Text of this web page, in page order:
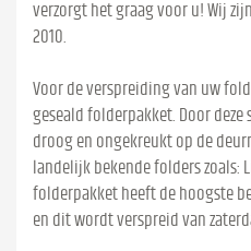
verzorgt het graag voor u! Wij
2010.
Voor de verspreiding van uw
geseald folderpakket. Door
droog en ongekreukt op de
landelijk bekende folders zoals:
folderpakket heeft de hoogste
en dit wordt verspreid van